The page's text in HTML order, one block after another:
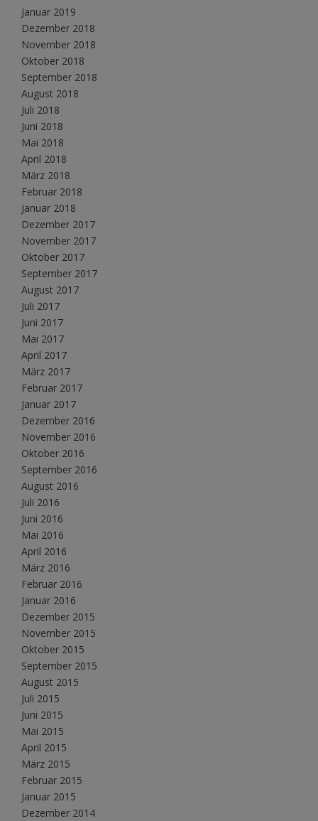
Januar 2019
Dezember 2018
November 2018
Oktober 2018
September 2018
August 2018
Juli 2018
Juni 2018
Mai 2018
April 2018
März 2018
Februar 2018
Januar 2018
Dezember 2017
November 2017
Oktober 2017
September 2017
August 2017
Juli 2017
Juni 2017
Mai 2017
April 2017
März 2017
Februar 2017
Januar 2017
Dezember 2016
November 2016
Oktober 2016
September 2016
August 2016
Juli 2016
Juni 2016
Mai 2016
April 2016
März 2016
Februar 2016
Januar 2016
Dezember 2015
November 2015
Oktober 2015
September 2015
August 2015
Juli 2015
Juni 2015
Mai 2015
April 2015
März 2015
Februar 2015
Januar 2015
Dezember 2014